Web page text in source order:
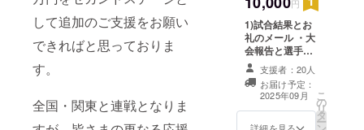
して追加のご支援をお願い
できればと思っておりま
す。
全国・関東と連戦となりま
少年少女大
会 女子
チーム 3位
第15回東京
都小学生
ファイナル
セスして頂く方
法になりま
す。） ※こちら
の内容は3,000円
と同じ内容にな
ります。
円
1)試合結果とお
礼のメール ・大
会報告と選手か
らのメッセージ
動画（約3分）
（提供方法：
メールにてURL
を記載致します
支援者：20人
お届け予定：
2025年09月
こ
の
リ
タ
ー